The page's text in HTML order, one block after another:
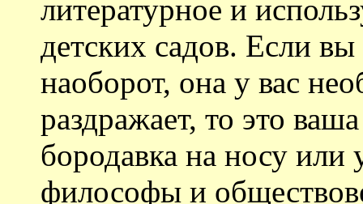
литературное и
детских садов. Если
наоборот, она у вас
раздражает, то это
бородавка на носу
философы и